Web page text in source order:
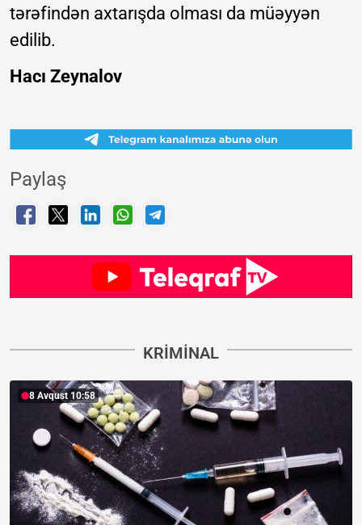
tərəfindən axtarışda olması da müəyyən
edilib.
Hacı Zeynalov
Paylaş
KRIMINAL
8 Avqust 10:58